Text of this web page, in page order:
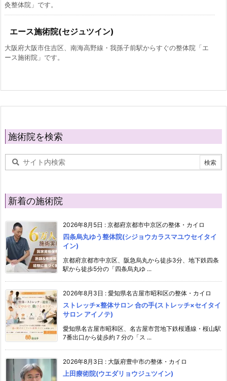
灸整体院」です。
エース施術院(セジュツイン)
大阪府大阪市住吉区、南海高野線・我孫子前駅からすぐの整体院「エ
ース施術院」です。
施術院を検索
新着の施術院
2026年8月5日 : 京都府京都市中京区の整体・カイロ
四条烏丸ゆう整体院(シジョウカラスマユウセイタイ
イン)
京都府京都市中京区、阪急烏丸から徒歩3分、地下鉄四条
駅から徒歩5分の「四条烏丸ゆ ...
2026年8月3日 : 愛知県名古屋市昭和区の整体・カイロ
ストレッチ×整体サロン 合の手(ストレッチ×セイタイ
サロン アイノテ)
愛知県名古屋市昭和区、名古屋市営地下鉄桜通線・桜山駅
7番出口から徒歩約７分の「ス ...
2026年8月3日 : 大阪府豊中市の整体・カイロ
上田療術院(ウエダリョウジュツイン)